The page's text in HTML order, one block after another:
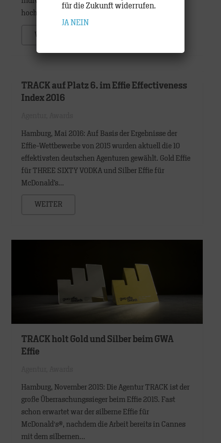
hochemotionale und aufmerksamkeitsstarke…
WEITER
TRACK auf Platz 6. im Effie Effectiveness
Index 2016
Hamburg, Mai 2016: Auf Basis der Ergebnisse der
Effie-Wettbewerbe von 2015 wurden aktuell die 10
effektivsten deutschen Agenturen gewählt. Gold Effie
für THREE SIXTY VODKA und Silber Effie für
McDonald’s…
WEITER
TRACK holt Gold und Silber beim GWA
Effie
Hamburg, November 2015: Die Agentur TRACK ist der
große Überraschungssieger beim Effie 2015. Fast
schon erwartet war der silberne Effie für
McDonald′s®, nachdem die Arbeit bereits in Cannes
mit dem silbernen…
für die Zukunft widerrufen.
JA NEIN